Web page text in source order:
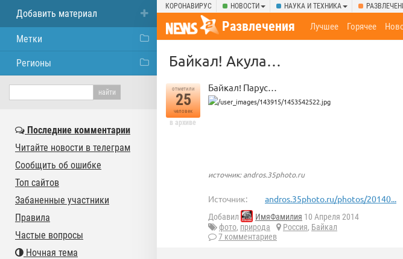
КОРОНАВИРУС НОВОСТИ НАУКА И ТЕХНИКА
Развлечения Лучшее Горячее
Байкал! Акула…
отметили
25
человек
в архиве
Байкал! Парус…
источник: andros.35photo.ru
Источник: andros.35photo.ru/photos/20140...
Добавил ИмяФамилия 10 Апреля 2014
фото, природа Россия, Байкал
7 комментариев
Добавить материал
Метки
Регионы
Последние комментарии
Читайте новости в телеграм
Сообщить об ошибке
Топ сайтов
Забаненные участники
Правила
Частые вопросы
Ночная тема